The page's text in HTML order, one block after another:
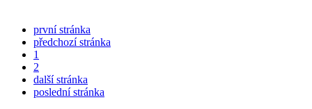
první stránka
předchozí stránka
1
2
další stránka
poslední stránka